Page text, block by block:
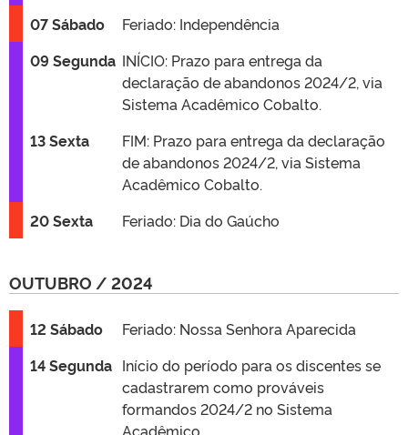
07 Sábado
Feriado: Independência
09 Segunda INÍCIO: Prazo para entrega da
declaração de abandonos 2024/2, via
Sistema Acadêmico Cobalto.
13 Sexta
FIM: Prazo para entrega da declaração
de abandonos 2024/2, via Sistema
Acadêmico Cobalto.
20 Sexta
Feriado: Dia do Gaúcho
OUTUBRO / 2024
12 Sábado
Feriado: Nossa Senhora Aparecida
14 Segunda Início do período para os discentes se
cadastrarem como prováveis
formandos 2024/2 no Sistema
Acadêmico.